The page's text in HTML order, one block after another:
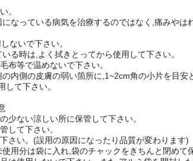
。
なっている病気を治療するのではなく,痛みやは
ないで下さい。
る時は,よく拭きとってから使用して下さい。
布等で温めないで下さい。
内側の皮膚の弱い箇所に,1~2cm角の小片を目安
して下さい。
少ない涼しい所に保管して下さい。
して下さい。
さい。(誤用の原因になったり品質が変わります)